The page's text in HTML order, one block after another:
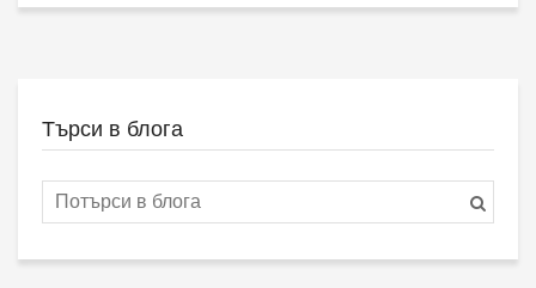
Търси в блога